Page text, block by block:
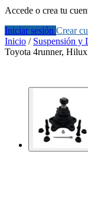
Accede o crea tu
Iniciar sesión Crear
Inicio / Suspensión y
Toyota 4runner, Hilux